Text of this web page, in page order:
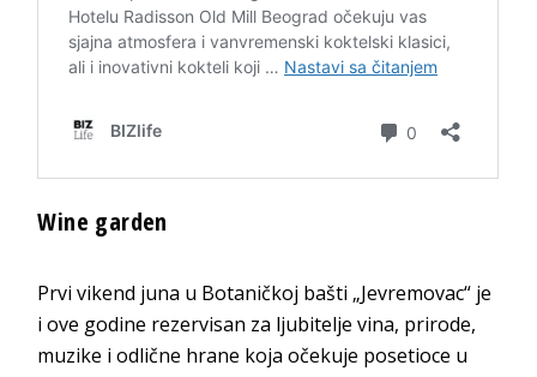
Wine garden
Prvi vikend juna u Botaničkoj bašti „Jevremovac“ je
i ove godine rezervisan za ljubitelje vina, prirode,
muzike i odlične hrane koja očekuje posetioce u